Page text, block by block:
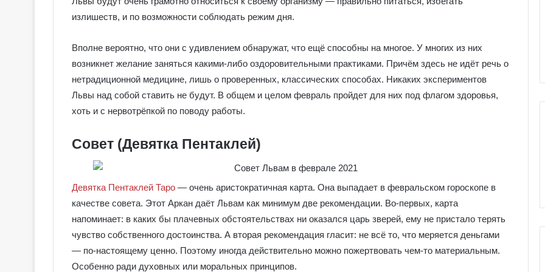
излишеств, и по возможности соблюдать режим дня.
Вполне вероятно, что они с удивлением обнаружат, что ещё способны на многое. У многих из них
возникнет желание заняться какими-либо оздоровительными практиками. Причём здесь не идёт речь о
нетрадиционной медицине, лишь о проверенных, классических способах. Никаких экспериментов
Львы над собой ставить не будут. В общем и целом февраль пройдет для них под флагом здоровья,
хоть и с нервотрёпкой по поводу работы.
Совет (Девятка Пентаклей)
Девятка Пентаклей Таро ― очень аристократичная карта. Она выпадает в февральском гороскопе в
качестве совета. Этот Аркан даёт Львам как минимум две рекомендации. Во-первых, карта
напоминает: в каких бы плачевных обстоятельствах ни оказался царь зверей, ему не пристало терять
чувство собственного достоинства. А вторая рекомендация гласит: не всё то, что меряется деньгами
― по-настоящему ценно. Поэтому иногда действительно можно пожертвовать чем-то материальным.
Особенно ради духовных или моральных принципов.
я
л
о
д
е
е
о
е
л
д
Колдовское Таро
л
о
д
Т
о
л
е
а
Николетта Чекколи